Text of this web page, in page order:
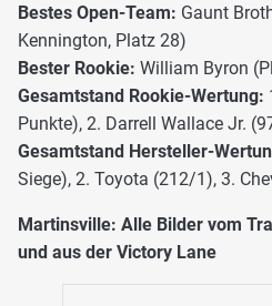
Bestes Open-Team: Gaunt
Kennington, Platz 28)
Bester Rookie: William Byron
Gesamtstand Rookie-Wertung:
Punkte), 2. Darrell Wallace Jr.
Gesamtstand Hersteller-
Siege), 2. Toyota (212/1), 3.
Martinsville: Alle Bilder vom
und aus der Victory Lane